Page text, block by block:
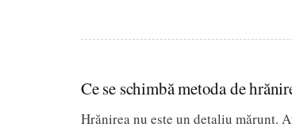
Ce se schimbă metoda de
Hrănirea nu este un detaliu mărunt.